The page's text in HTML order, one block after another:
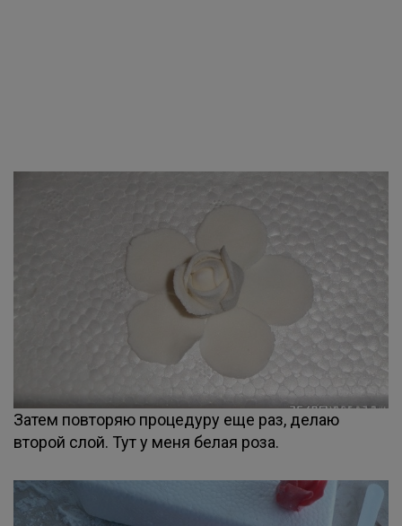
Затем повторяю процедуру еще раз, делаю
второй слой. Тут у меня белая роза.